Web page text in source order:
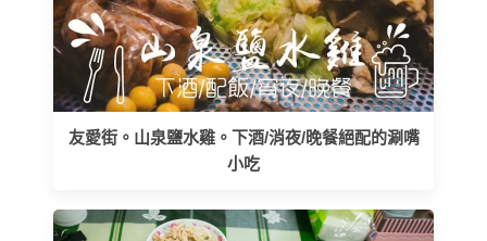
友愛街。山泉鹽水雞。下酒/消夜/晚餐絕配的涮嘴
小吃